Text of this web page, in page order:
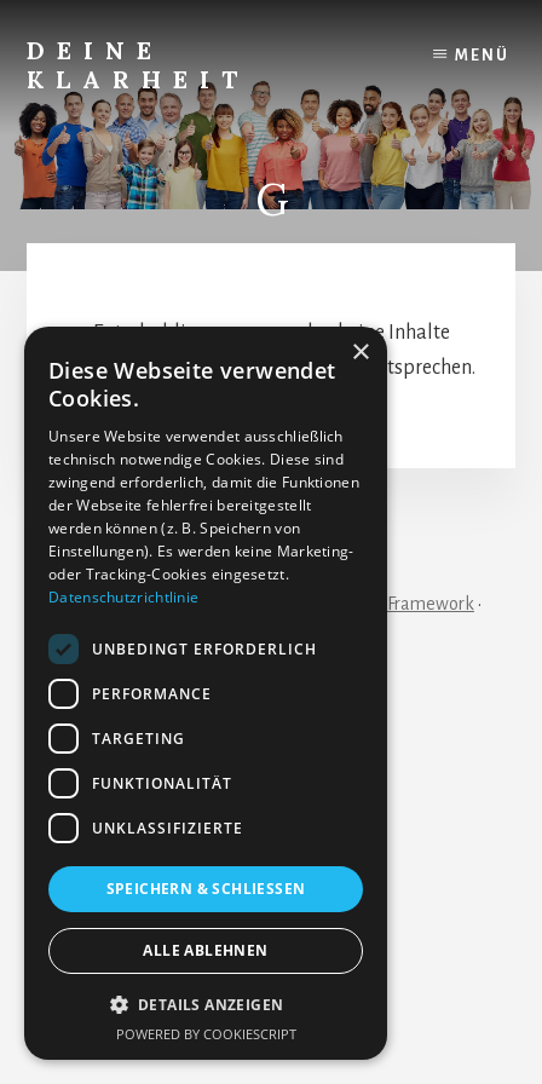
content
DEINE
KLARHEIT
Finde
Deine
innere
Klarheit.
MENÜ
G
Entschuldigung - es wurden keine Inhalte
gefunden, welche Deinen Kriterien entsprechen.
IMPRESSUM KONTAKT
Copyright © 2026 · Genesis Framework ·
×
Diese Webseite verwendet
Cookies.
Unsere Website verwendet ausschließlich
technisch notwendige Cookies. Diese sind
zwingend erforderlich, damit die Funktionen
der Webseite fehlerfrei bereitgestellt
werden können (z. B. Speichern von
Einstellungen). Es werden keine Marketing-
oder Tracking-Cookies eingesetzt.
Datenschutzrichtlinie
UNBEDINGT ERFORDERLICH
PERFORMANCE
TARGETING
FUNKTIONALITÄT
UNKLASSIFIZIERTE
SPEICHERN & SCHLIESSEN
ALLE ABLEHNEN
DETAILS ANZEIGEN
POWERED BY COOKIESCRIPT